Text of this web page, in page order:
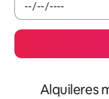
Alquileres